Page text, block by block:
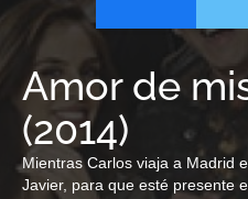
Amor de
(2014)
Mientras Carlos viaja a Madrid
Javier, para que esté presente